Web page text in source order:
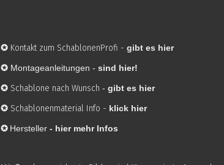
✪ Kontakt zum SchablonenProfi - gibt es hier
✪ Montageanleitungen - sind hier!
✪ Schablone nach Wunsch - gibt es hier
✪ Schablonenmaterial Info - klick hier
✪ Hersteller - hier mehr Infos